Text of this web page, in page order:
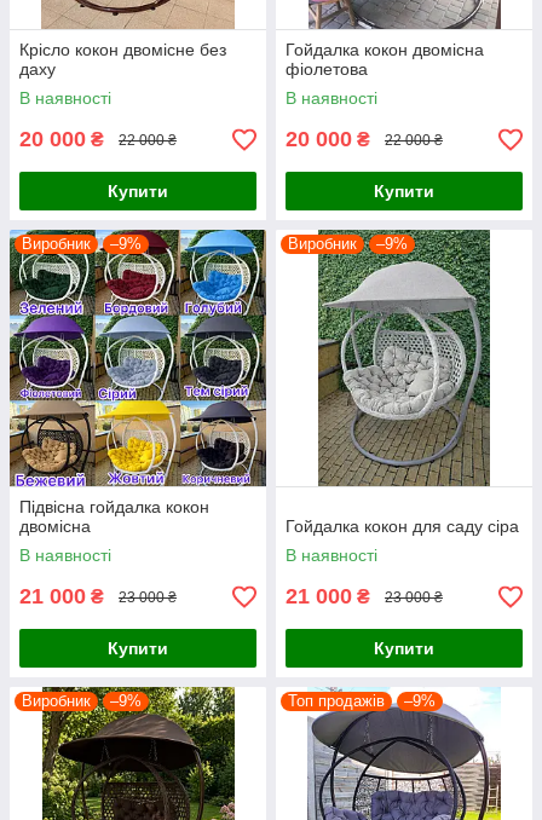
Крісло кокон двомісне без
даху
В наявності
20 000 ₴ 22 000 ₴
Купити
Гойдалка кокон двомісна
фіолетова
В наявності
20 000 ₴ 22 000 ₴
Купити
Виробник –9%
Підвісна гойдалка кокон
двомісна
В наявності
21 000 ₴ 23 000 ₴
Купити
Виробник –9%
Гойдалка кокон для саду сіра
В наявності
21 000 ₴ 23 000 ₴
Купити
Виробник –9% Топ продажів –9%